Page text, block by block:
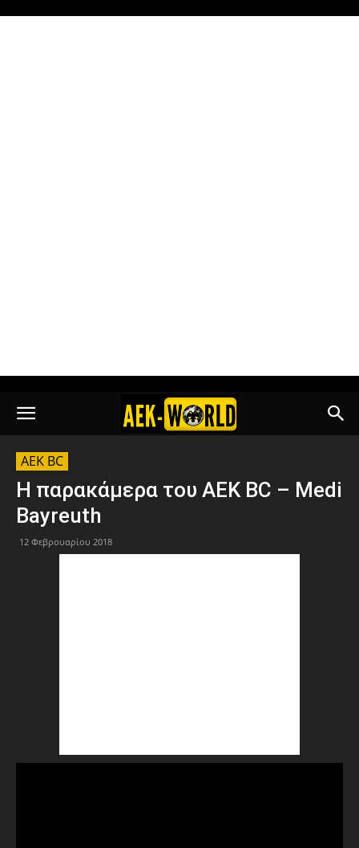
AEK BC
Η παρακάμερα του ΑΕΚ BC – Medi
Bayreuth
12 Φεβρουαρίου 2018